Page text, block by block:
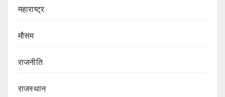
महाराष्ट्र
मौसम
राजनीति
राजस्थान